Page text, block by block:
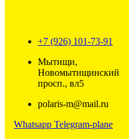
+7 (926) 101-73-91
Мытищи,
Новомытищинский
просп., вл5
polaris-m@mail.ru
Whatsapp Telegram-plane